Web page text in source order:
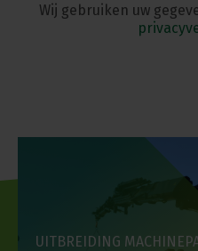
Wij gebruiken uw
UITBREIDING